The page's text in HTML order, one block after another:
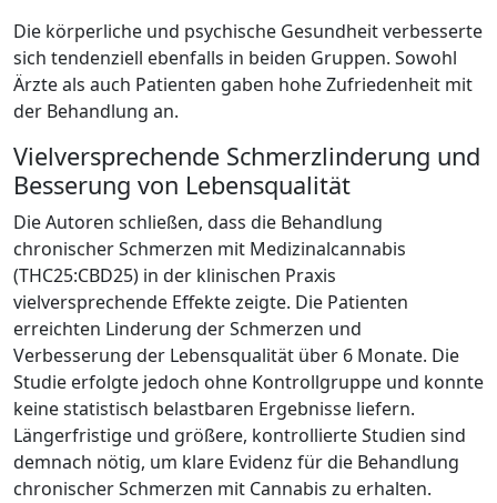
Die körperliche und psychische Gesundheit verbesserte
sich tendenziell ebenfalls in beiden Gruppen. Sowohl
Ärzte als auch Patienten gaben hohe Zufriedenheit mit
der Behandlung an.
Vielversprechende Schmerzlinderung und
Besserung von Lebensqualität
Die Autoren schließen, dass die Behandlung
chronischer Schmerzen mit Medizinalcannabis
(THC25:CBD25) in der klinischen Praxis
vielversprechende Effekte zeigte. Die Patienten
erreichten Linderung der Schmerzen und
Verbesserung der Lebensqualität über 6 Monate. Die
Studie erfolgte jedoch ohne Kontrollgruppe und konnte
keine statistisch belastbaren Ergebnisse liefern.
Längerfristige und größere, kontrollierte Studien sind
demnach nötig, um klare Evidenz für die Behandlung
chronischer Schmerzen mit Cannabis zu erhalten.